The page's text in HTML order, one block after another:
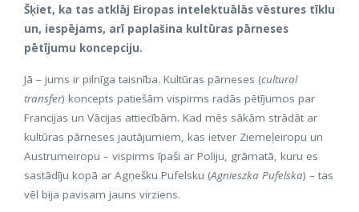
Šķiet, ka tas atklāj Eiropas intelektuālās vēstures tīklu
un, iespējams, arī paplašina kultūras pārneses
pētījumu koncepciju.
Jā – jums ir pilnīga taisnība. Kultūras pārneses (cultural
transfer) koncepts patiešām vispirms radās pētījumos par
Francijas un Vācijas attiecībām. Kad mēs sākām strādāt ar
kultūras pārneses jautājumiem, kas ietver Ziemeļeiropu un
Austrumeiropu – vispirms īpaši ar Poliju, grāmatā, kuru es
sastādīju kopā ar Agņešku Pufelsku (Agnieszka Pufelska) – tas
vēl bija pavisam jauns virziens.